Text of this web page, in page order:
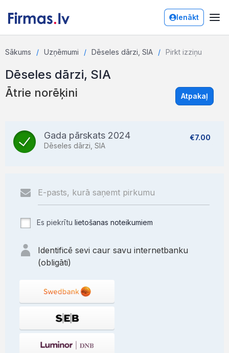
Ienākt
Sākums Uzņēmumi Dēseles dārzi, SIA Pirkt izziņu
Dēseles dārzi, SIA
Ātrie norēķini Atpakaļ
Gada pārskats 2024
Dēseles dārzi, SIA
€7.00
Es piekrītu lietošanas noteikumiem
Identificē sevi caur savu internetbanku
(obligāti)